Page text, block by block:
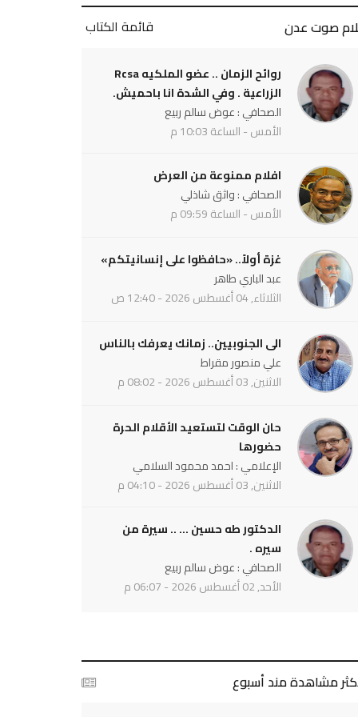
صوت عدن قائمة الكتاب
روائح الزمان .. عضو الملكيه Rcsa
الزراعية . وفي الشدة انا باحميش.
الصحافي : عوض سالم ربيع
الأمس - الساعة 10:03 م
افلام ممنوعة من العرض
الصحافي : واثق شاذلي
الأمس - الساعة 09:59 م
غزة أولاً.. «حافظوا على إنسانيتكم»
عبد الباري طاهر
الثلاثاء, 04 أغسطس 2026 - 12:40 ص
الى الجنوبيين.. زمانك يعرفك بالناس
علي منصور مقراط
الاثنين, 03 أغسطس 2026 - 08:02 م
حان الوقت لتستعيد الأقلام الحرة
حضورها
الإعلامي : احمد محمود السلامي
الاثنين, 03 أغسطس 2026 - 04:10 م
الدكتور طه حسين ... .. سيرة من
سيره .
الصحافي : عوض سالم ربيع
الأحد, 02 أغسطس 2026 - 06:07 م
مشاهدة مند أسبوع